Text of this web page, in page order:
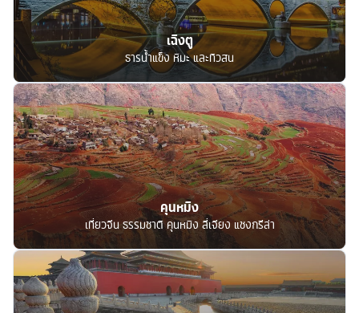
เฉิงตู
ธารน้ำแข็ง หิมะ และทิวสน
คุนหมิง
เที่ยวจีน ธรรมชาติ คุนหมิง ลี่เจียง แชงกรีล่า